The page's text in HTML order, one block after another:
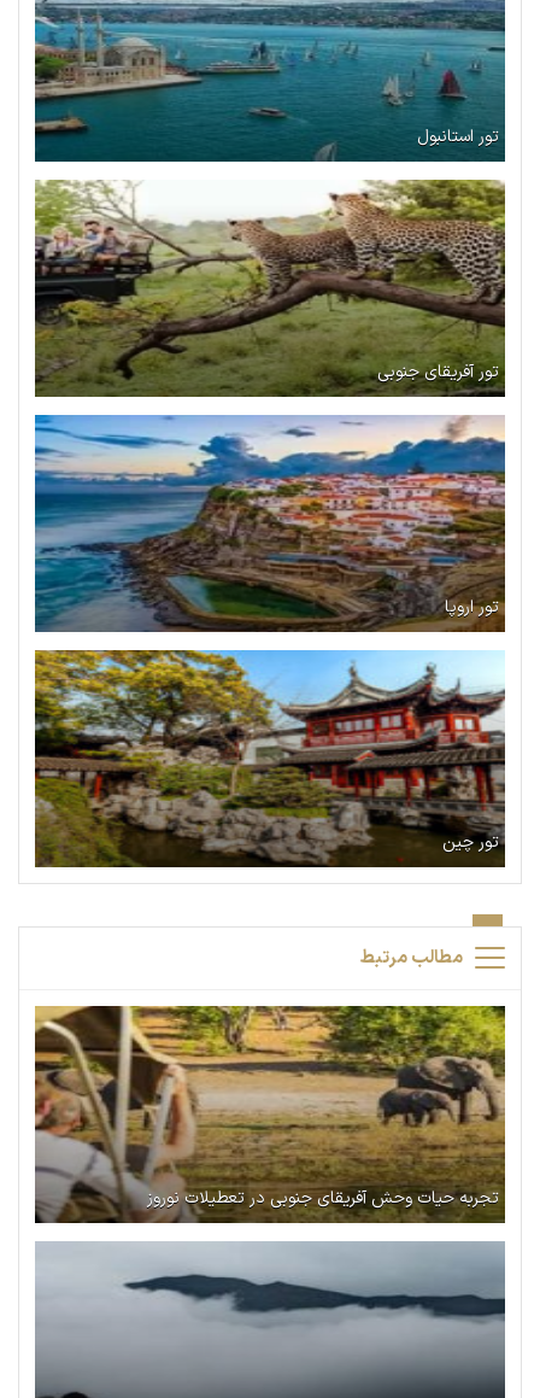
تور استانبول
تور آفریقای جنوبی
تور اروپا
تور چین
مطالب مرتبط
تجربه حیات وحش آفریقای جنوبی در تعطیلات نوروز